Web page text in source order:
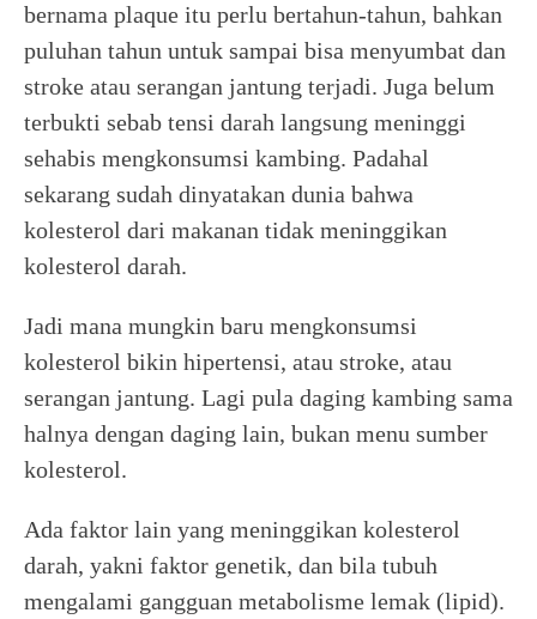
bernama plaque itu perlu bertahun-tahun, bahkan
puluhan tahun untuk sampai bisa menyumbat dan
stroke atau serangan jantung terjadi. Juga belum
terbukti sebab tensi darah langsung meninggi
sehabis mengkonsumsi kambing. Padahal
sekarang sudah dinyatakan dunia bahwa
kolesterol dari makanan tidak meninggikan
kolesterol darah.
Jadi mana mungkin baru mengkonsumsi
kolesterol bikin hipertensi, atau stroke, atau
serangan jantung. Lagi pula daging kambing sama
halnya dengan daging lain, bukan menu sumber
kolesterol.
Ada faktor lain yang meninggikan kolesterol
darah, yakni faktor genetik, dan bila tubuh
mengalami gangguan metabolisme lemak (lipid).